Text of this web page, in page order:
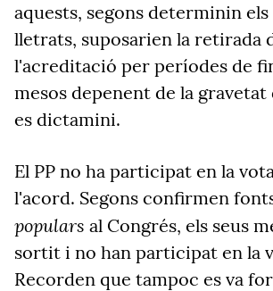
aquests, segons determinin
lletrats, suposarien la retirada
l'acreditació per períodes de
mesos depenent de la gravetat
es dictamini.
El PP no ha participat en la
l'acord. Segons confirmen
populars al Congrés, els seus
sortit i no han participat en la
Recorden que tampoc es va